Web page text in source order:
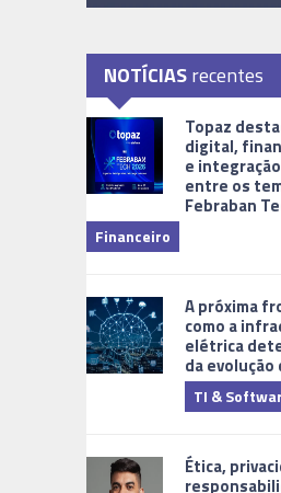
NOTÍCIASrecentes
Topaz
digital,
e
entre os
Febraban
Financeiro
A próxima
como a
elétrica
da evolução
TI &
Ética,